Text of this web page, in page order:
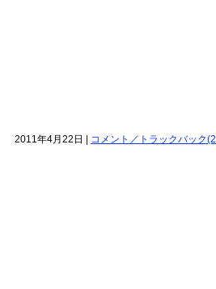
2011年4月22日 | コメント／トラックバック